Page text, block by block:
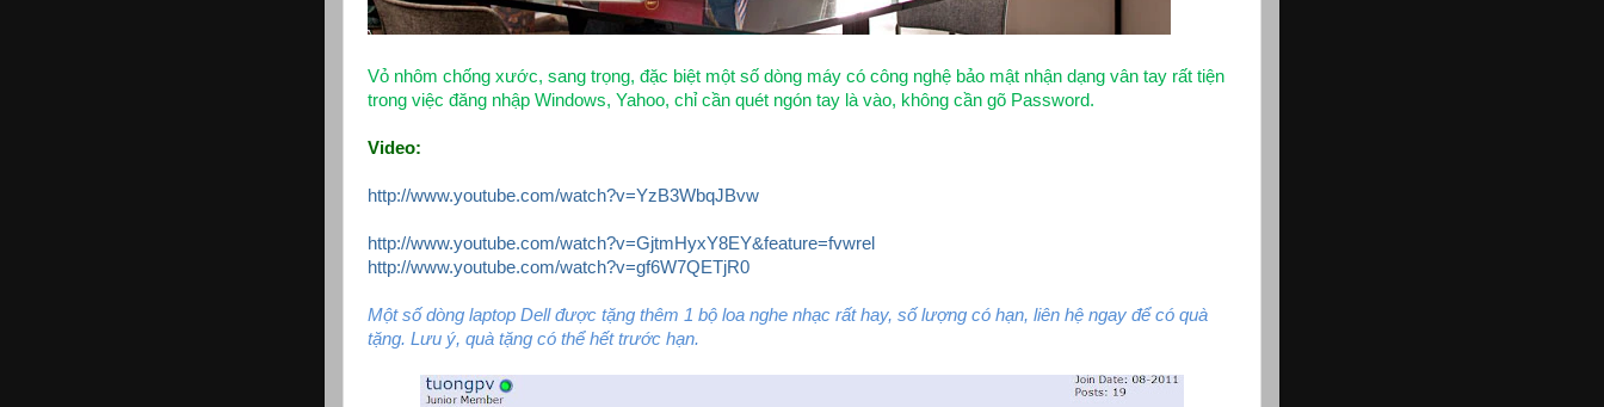
Vỏ nhôm chống xước, sang trọng, đặc biệt một số dòng máy có công nghệ bảo mật nhận dạng vân tay rất tiện
trong việc đăng nhập Windows, Yahoo, chỉ cần quét ngón tay là vào, không cần gõ Password.
Video:
http://www.youtube.com/watch?v=YzB3WbqJBvw
http://www.youtube.com/watch?v=GjtmHyxY8EY&feature=fvwrel
http://www.youtube.com/watch?v=gf6W7QETjR0
Một số dòng laptop Dell được tặng thêm 1 bộ loa nghe nhạc rất hay, số lượng có hạn, liên hệ ngay để có quà
tặng. Lưu ý, quà tặng có thể hết trước hạn.